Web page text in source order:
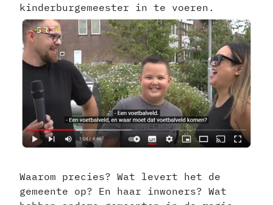
kinderburgemeester in te voeren.
Waarom precies? Wat levert het de
gemeente op? En haar inwoners? Wat